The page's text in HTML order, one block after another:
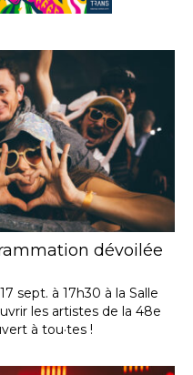
dévoilée
sept. à 17h30 à la Salle
les artistes de la 48e
à tou·tes !